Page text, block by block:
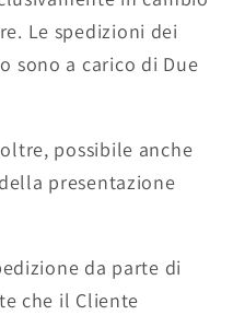
Le spedizioni dei
sono a carico di Due
possibile anche
presentazione
da parte di
che il Cliente